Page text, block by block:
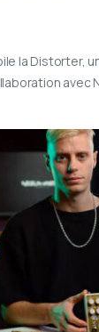
la Distorter,
avec